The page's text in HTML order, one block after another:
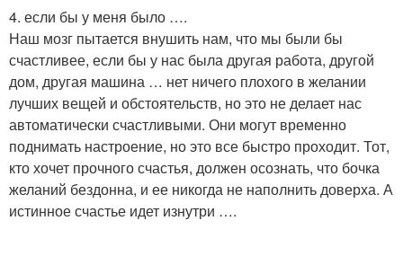
4. если бы у меня было ….
Наш мозг пытается внушить нам, что мы были бы
счастливее, если бы у нас была другая работа, другой
дом, другая машина … нет ничего плохого в желании
лучших вещей и обстоятельств, но это не делает нас
автоматически счастливыми. Они могут временно
поднимать настроение, но это все быстро проходит. Тот,
кто хочет прочного счастья, должен осознать, что бочка
желаний бездонна, и ее никогда не наполнить доверха. А
истинное счастье идет изнутри ….